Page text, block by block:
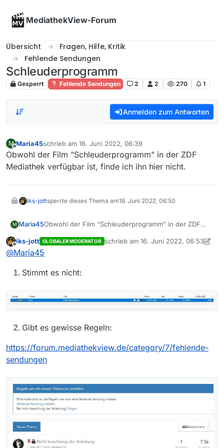
MediathekView-Forum
Übersicht
Fragen, Hilfe, Kritik
Fehlende Sendungen
Schleuderprogramm
Gesperrt Fehlende Sendungen 2 2 270 1
Anmelden zum Antworten
M
Offline
Maria45schrieb am 16. Juni 2022, 06:39
zuletzt editiert von
Obwohl der Film “Schleuderprogramm” in der ZDF
Mediathek verfügbar ist, finde ich ihn hier nicht.
iks-jottsperrte dieses Thema am16. Juni 2022, 06:50
M Maria45Obwohl der Film “Schleuderprogramm” in der ZDF
Offline
iks-jott GLOBALER MODERATOR schrieb am 16. Juni 2022, 06:53
zuletzt editiert von iks-jott
@Maria45
Stimmt es nicht:
Gibt es gewisse Regeln:
https://forum.mediathekview.de/category/7/fehlende-
sendungen